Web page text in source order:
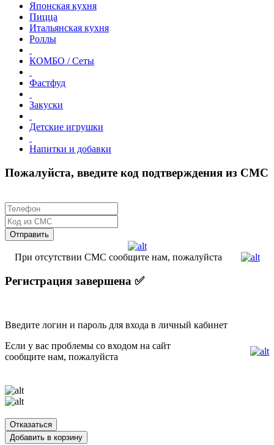
Японская кухня
Пицца
Итальянская кухня
Роллы
КОМБО / Сеты
Фастфуд
Закуски
Детские игрушки
Напитки и добавки
Пожалуйста, введите код подтверждения из СМС
При отсутствии СМС сообщите нам, пожалуйста
Регистрация завершена ✅
Введите логин и пароль для входа в личный кабинет
Если у вас проблемы со входом на сайт
сообщите нам, пожалуйста